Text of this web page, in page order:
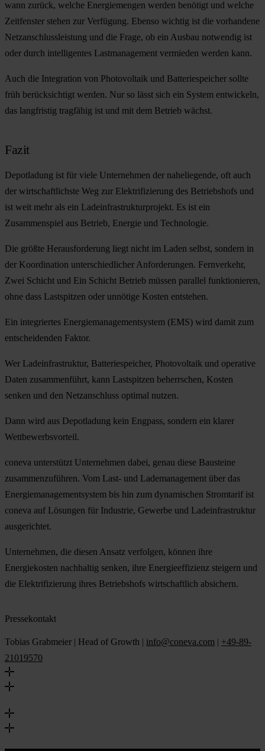
wann zurück, welche Energiemengen werden benötigt und welche
Zeitfenster stehen zur Verfügung. Ebenso wichtig ist die vorhandene
Netzanschlussleistung und die Frage, ob ein Ausbau notwendig ist
oder durch intelligentes Lastmanagement vermieden werden kann.
Auch die Integration von Photovoltaik und Batteriespeicher sollte
früh berücksichtigt werden. Nur so lässt sich ein System entwickeln,
das langfristig tragfähig ist und mit dem Betrieb wächst.
Fazit
Depotladung ist für viele Unternehmen der naheliegende, oft auch
der wirtschaftlichste Weg zur Elektrifizierung des Betriebshofs und
ist weit mehr als ein Ladeinfrastrukturprojekt. Es ist ein
Zusammenspiel aus Betrieb, Energie und Technologie.
Die größte Herausforderung liegt nicht im Laden selbst, sondern in
der Koordination unterschiedlicher Anforderungen. Fernverkehr,
Zwei Schicht und Ein Schicht Betrieb müssen parallel funktionieren,
ohne dass Lastspitzen oder unnötige Kosten entstehen.
Ein integriertes Energiemanagementsystem (EMS) wird damit zum
entscheidenden Faktor.
Wer Ladeinfrastruktur, Batteriespeicher, Photovoltaik und operative
Daten zusammenführt, kann Lastspitzen beherrschen, Kosten
senken und den Netzanschluss optimal nutzen.
Dann wird aus Depotladung kein Engpass, sondern ein klarer
Wettbewerbsvorteil.
coneva unterstützt Unternehmen dabei, genau diese Bausteine
zusammenzuführen. Vom Last- und Lademanagement über das
Energiemanagementsystem bis hin zum dynamischen Stromtarif ist
coneva auf Lösungen für Industrie, Gewerbe und Ladeinfrastruktur
ausgerichtet.
Unternehmen, die diesen Ansatz verfolgen, können ihre
Energiekosten nachhaltig senken, ihre Energieeffizienz steigern und
die Elektrifizierung ihres Betriebshofs wirtschaftlich absichern.
Pressekontakt
Tobias Grabmeier | Head of Growth | info@coneva.com | +49-89-
21019570